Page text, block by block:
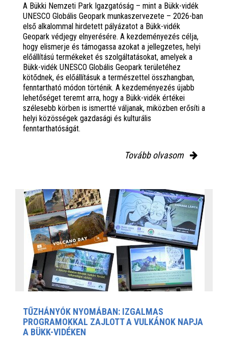
A Bükki Nemzeti Park Igazgatóság – mint a Bükk-vidék
UNESCO Globális Geopark munkaszervezete – 2026-ban
első alkalommal hirdetett pályázatot a Bükk-vidék
Geopark védjegy elnyerésére. A kezdeményezés célja,
hogy elismerje és támogassa azokat a jellegzetes, helyi
előállítású termékeket és szolgáltatásokat, amelyek a
Bükk-vidék UNESCO Globális Geopark területéhez
kötődnek, és előállításuk a természettel összhangban,
fenntartható módon történik. A kezdeményezés újabb
lehetőséget teremt arra, hogy a Bükk-vidék értékei
szélesebb körben is ismertté váljanak, miközben erősíti a
helyi közösségek gazdasági és kulturális
fenntarthatóságát.
Tovább olvasom
TŰZHÁNYÓK NYOMÁBAN: IZGALMAS
PROGRAMOKKAL ZAJLOTT A VULKÁNOK NAPJA
A BÜKK-VIDÉKEN